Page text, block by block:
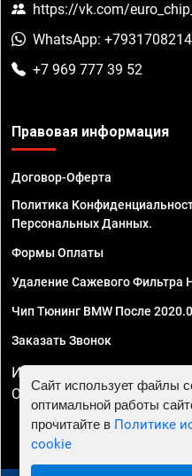
https://vk.com/
WhatsApp:
+7 969 777 39 52
Правовая информация
Договор-Оферта
Политика
Персональных Данных.
Формы Оплаты
Удаление Сажевого Фильтра
Чип Тюнинг BMW После
Заказать Звонок
ИП Смирнов Георгий
ОГРНИП 324470400032610
Сайт использует файлы
оптимальной работы
прочитайте в Политике
cookie